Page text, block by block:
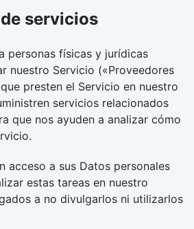
servicios
personas físicas y jurídicas
nuestro Servicio («Proveedores
presten el Servicio en nuestro
servicios relacionados
que nos ayuden a analizar cómo
acceso a sus Datos personales
estas tareas en nuestro
a no divulgarlos ni utilizarlos